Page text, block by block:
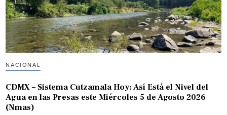
NACIONAL
CDMX – Sistema Cutzamala Hoy: Así Está el Nivel del
Agua en las Presas este Miércoles 5 de Agosto 2026
(Nmas)